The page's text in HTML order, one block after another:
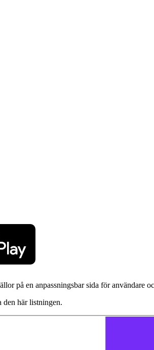
på en anpassningsbar sida för användare
den här listningen.